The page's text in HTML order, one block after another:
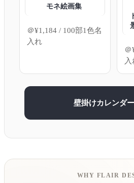
モネ絵画集
＠¥1,184/ 100部1色名
入れ
＠
壁掛けカレンダ
WHY FLAIR